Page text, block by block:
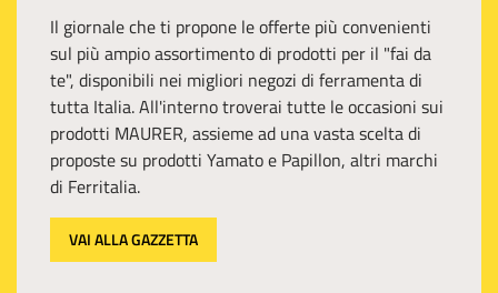
Il giornale che ti propone le offerte più convenienti
sul più ampio assortimento di prodotti per il "fai da
te", disponibili nei migliori negozi di ferramenta di
tutta Italia. All'interno troverai tutte le occasioni sui
prodotti MAURER, assieme ad una vasta scelta di
proposte su prodotti Yamato e Papillon, altri marchi
di Ferritalia.
VAI ALLA GAZZETTA